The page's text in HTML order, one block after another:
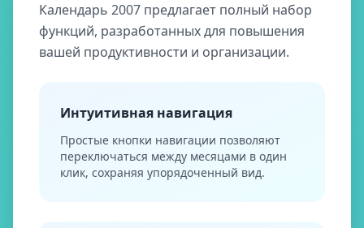
Календарь 2007 предлагает полный набор
функций, разработанных для повышения
вашей продуктивности и организации.
Интуитивная навигация
Простые кнопки навигации позволяют
переключаться между месяцами в один
клик, сохраняя упорядоченный вид.